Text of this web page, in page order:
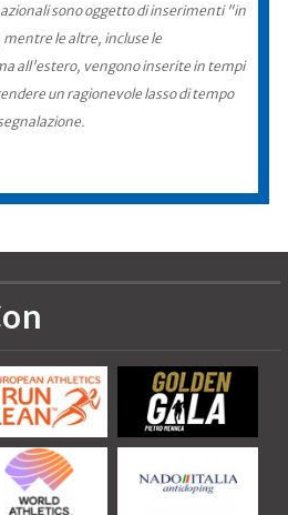
sono oggetto di inserimenti "in
le altre, incluse le
all'estero, vengono inserite in tempi
un ragionevole lasso di tempo